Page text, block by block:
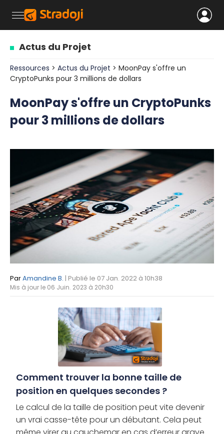
Actus du Projet
Ressources > Actus du Projet > MoonPay s'offre un
CryptoPunks pour 3 millions de dollars
MoonPay s'offre un CryptoPunks
pour 3 millions de dollars
ParAmandine B. | Publié le 07 Jan. 2022 à 10h38
Mis à jour le 06 Juin. 2023 à 20h30
Comment trouver la bonne taille de
position en quelques secondes ?
Le calcul de la taille de position peut vite devenir
un vrai casse-tête pour un débutant. Cela peut